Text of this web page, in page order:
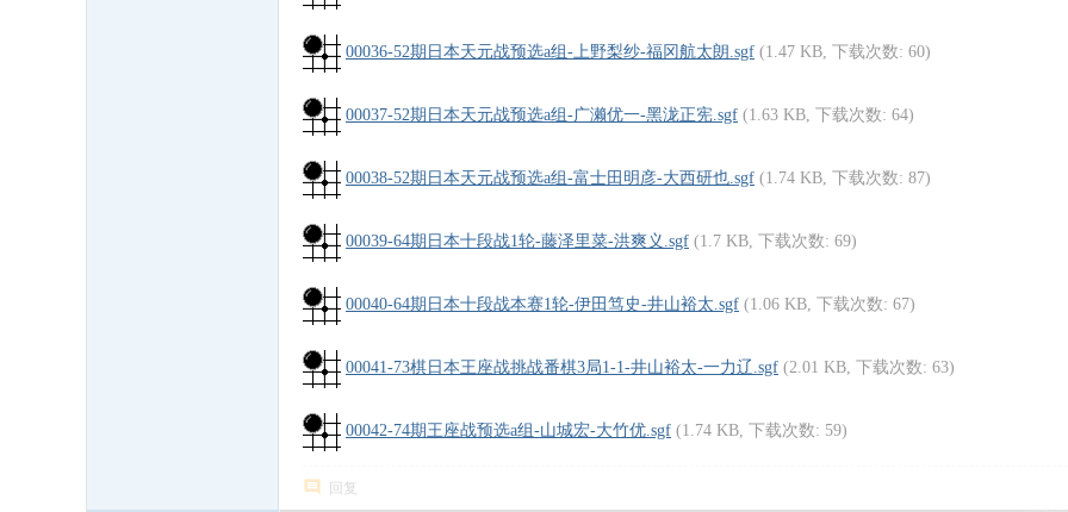
00036-52期日本天元战预选a组-上野梨纱-福冈航太朗.sgf (1.47 KB, 下载次数: 60)
00037-52期日本天元战预选a组-广濑优一-黑泷正宪.sgf (1.63 KB, 下载次数: 64)
00038-52期日本天元战预选a组-富士田明彦-大西研也.sgf (1.74 KB, 下载次数: 87)
00039-64期日本十段战1轮-藤泽里菜-洪爽义.sgf (1.7 KB, 下载次数: 69)
00040-64期日本十段战本赛1轮-伊田笃史-井山裕太.sgf (1.06 KB, 下载次数: 67)
00041-73棋日本王座战挑战番棋3局1-1-井山裕太-一力辽.sgf (2.01 KB, 下载次数: 63)
00042-74期王座战预选a组-山城宏-大竹优.sgf (1.74 KB, 下载次数: 59)
回复